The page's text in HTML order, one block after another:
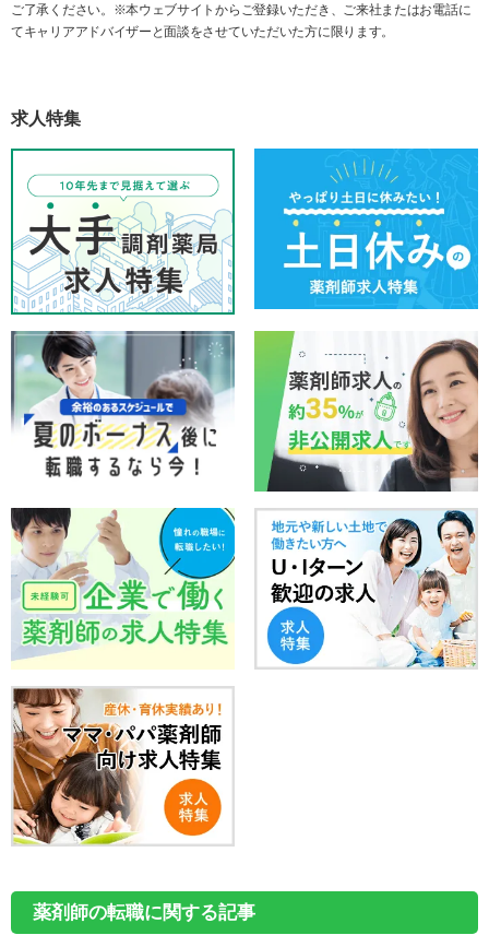
ご了承ください。※本ウェブサイトからご登録いただき、ご来社またはお電話に
てキャリアアドバイザーと面談をさせていただいた方に限ります。
求人特集
薬剤師の転職に関する記事